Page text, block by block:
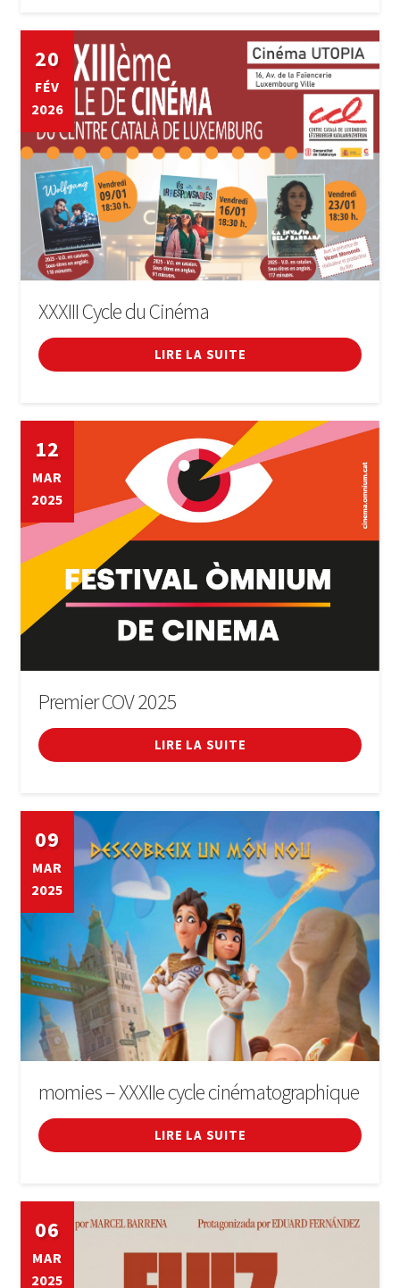
20
FÉV
2026
XXXIII Cycle du Cinéma
LIRE LA SUITE
12
MAR
2025
Premier COV 2025
LIRE LA SUITE
09
MAR
2025
momies – XXXIIe cycle cinématographique
LIRE LA SUITE
06
MAR
2025